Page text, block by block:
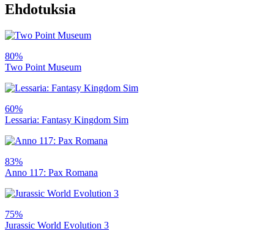
Ehdotuksia
80%
Two Point Museum
60%
Lessaria: Fantasy Kingdom Sim
83%
Anno 117: Pax Romana
75%
Jurassic World Evolution 3